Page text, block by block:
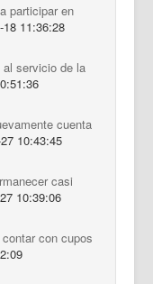
participar en
18 11:36:28
servicio de la
cuenta
10:43:45
casi
10:39:06
con cupos